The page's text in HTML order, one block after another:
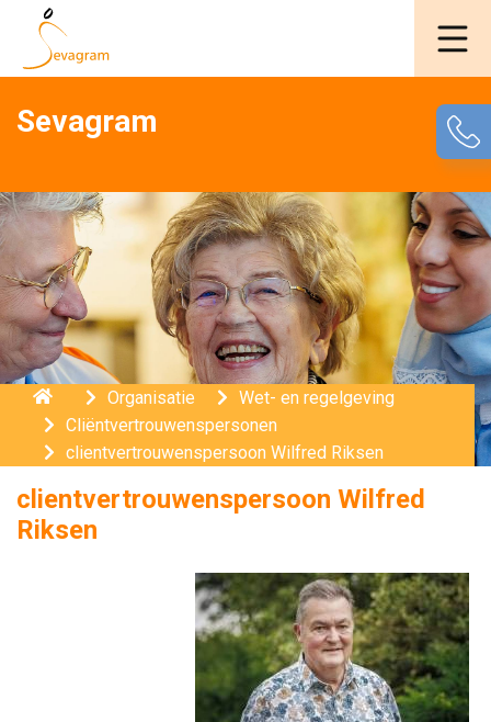
Sevagram
Home Organisatie
Wet- en regelgeving
Cliëntvertrouwenspersonen
clientvertrouwenspersoon Wilfred Riksen
clientvertrouwenspersoon Wilfred
Riksen